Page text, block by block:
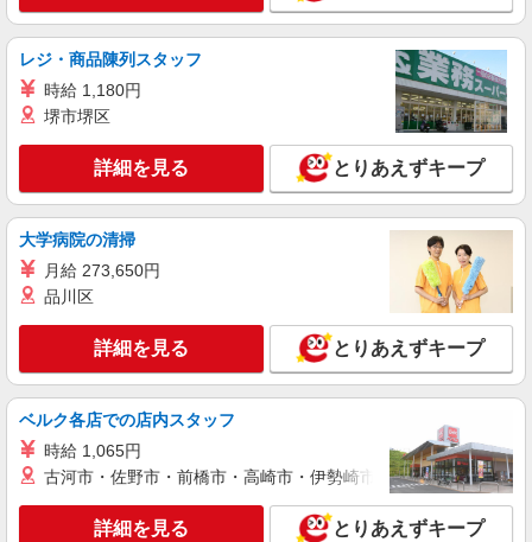
株式会社シエロ
携帯販売スタッフ【Y!mobile】
時給1600円〜 ※別途インセンティブ、職能評
価制度あり ※残業代支給 ★交通費別途支給（規定
あり） ゜+゜・。○。・゜+゜・。○。・゜+゜ 入
社祝い金10万円支給(規定有) お友達を紹介頂くと,
インセンティブ支給(規定有) ★月2回払い・週払い
可能（規程有）★ ゜・。○。・゜+゜・。○。・゜
愛知県名古屋市守山区の家電量販店
キープ 詳細を見る
派遣社員
株式会社シエロ
【softbank】の携帯販売スタッフ
時給1400〜1600円（経験・能力による） ※残
業代支給 ★交通費別途支給（規定あり） ゜
+゜・。○。・゜+゜・。○。・゜+゜ 入社祝い金10
万円支給(規定有) お友達を紹介頂くと, インセンテ
有）★ ゜・。○。・゜+゜・。○。・゜+゜
愛知県名古屋市守山区の携帯ショップ
キープ 詳細を見る
派遣社員
株式会社シエロ
レジ・商品陳列スタッフ
時給 1,180円
堺市堺区
詳細を見る とりあえずキープ
大学病院の清掃
月給 273,650円
品川区
詳細を見る とりあえずキープ
ベルク各店での店内スタッフ
時給 1,065円
古河市・佐野市・前橋市・高崎市・伊勢崎市・太田市・館林市
詳細を見る とりあえずキープ